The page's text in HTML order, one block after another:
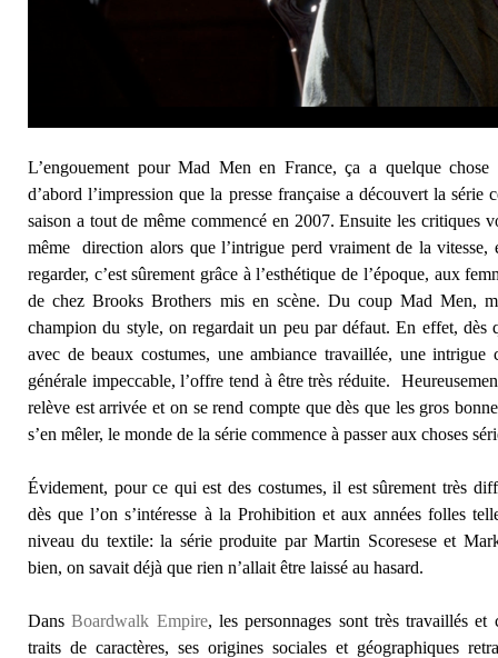
L’engouement pour Mad Men en France, ça a quelque
d’abord l’impression que la presse française a découvert la série
saison a tout de même commencé en 2007. Ensuite les critiques
même direction alors que l’intrigue perd vraiment de la vitesse,
regarder, c’est sûrement grâce à l’esthétique de l’époque, aux
de chez Brooks Brothers mis en scène. Du coup Mad Men,
champion du style, on regardait un peu par défaut. En effet, dès
avec de beaux costumes, une ambiance travaillée, une intrigue
générale impeccable, l’offre tend à être très réduite.
relève est arrivée et on se rend compte que dès que les gros
s’en mêler, le monde de la série commence à passer aux choses
Évidement, pour ce qui est des costumes, il est sûrement très
dès que l’on s’intéresse à la Prohibition et aux années folles
niveau du textile: la série produite par Martin Scoresese et
bien, on savait déjà que rien n’allait être laissé au hasard.
DansBoardwalk Empire, les personnages sont très travaillés et
traits de caractères, ses origines sociales et géographiques